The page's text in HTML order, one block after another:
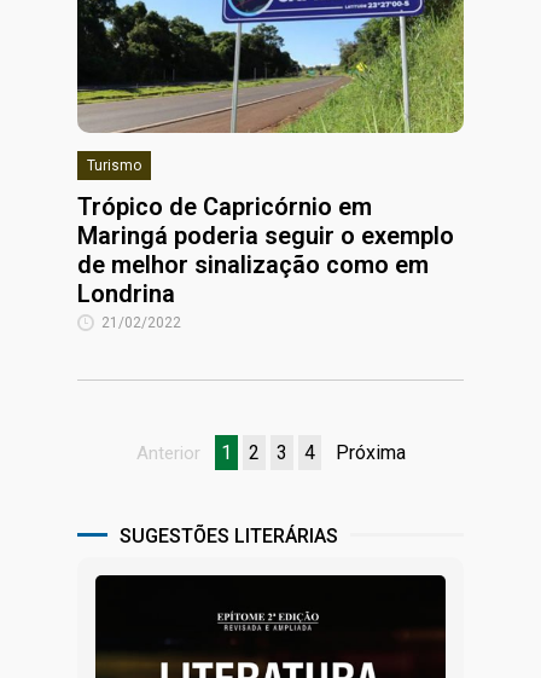
Turismo
Trópico de Capricórnio em
Maringá poderia seguir o exemplo
de melhor sinalização como em
Londrina
21/02/2022
Anterior 1 2 3 4 Próxima
SUGESTÕES LITERÁRIAS